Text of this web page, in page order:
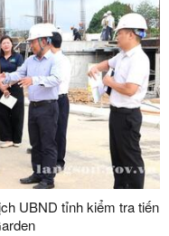
UBND tỉnh kiểm tra tiến